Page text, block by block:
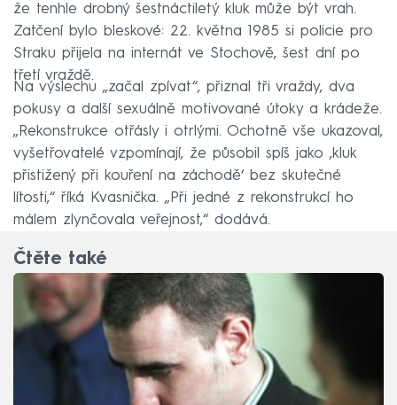
že tenhle drobný šestnáctiletý kluk může být vrah.
Zatčení bylo bleskové: 22. května 1985 si policie pro
Straku přijela na internát ve Stochově, šest dní po
třetí vraždě.
Na výslechu „začal zpívat“, přiznal tři vraždy, dva
pokusy a další sexuálně motivované útoky a krádeže.
„Rekonstrukce otřásly i otrlými. Ochotně vše ukazoval,
vyšetřovatelé vzpomínají, že působil spíš jako ‚kluk
přistižený při kouření na záchodě‘ bez skutečné
lítosti,“ říká Kvasnička. „Při jedné z rekonstrukcí ho
málem zlynčovala veřejnost,“ dodává.
Čtěte také